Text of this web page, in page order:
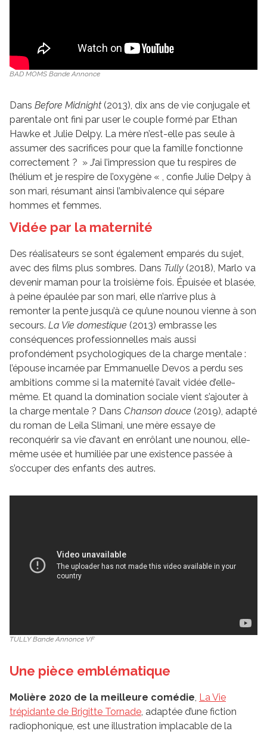
BAD MOMS Bande Annonce
Dans Before Midnight (2013), dix ans de vie conjugale et
parentale ont fini par user le couple formé par Ethan
Hawke et Julie Delpy. La mère n’est-elle pas seule à
assumer des sacrifices pour que la famille fonctionne
correctement ? » J’ai l’impression que tu respires de
l’hélium et je respire de l’oxygène « , confie Julie Delpy à
son mari, résumant ainsi l’ambivalence qui sépare
hommes et femmes.
Vidée par la maternité
Des réalisateurs se sont également emparés du sujet,
avec des films plus sombres. Dans Tully (2018), Marlo va
devenir maman pour la troisième fois. Épuisée et blasée,
à peine épaulée par son mari, elle n’arrive plus à
remonter la pente jusqu’à ce qu’une nounou vienne à son
secours. La Vie domestique (2013) embrasse les
conséquences professionnelles mais aussi
profondément psychologiques de la charge mentale :
l’épouse incarnée par Emmanuelle Devos a perdu ses
ambitions comme si la maternité l’avait vidée d’elle-
même. Et quand la domination sociale vient s’ajouter à
la charge mentale ? Dans Chanson douce (2019), adapté
du roman de Leila Slimani, une mère essaye de
reconquérir sa vie d’avant en enrôlant une nounou, elle-
même usée et humiliée par une existence passée à
s’occuper des enfants des autres.
TULLY Bande Annonce VF
Une pièce emblématique
Molière 2020 de la meilleure comédie, La Vie
trépidante de Brigitte Tornade, adaptée d’une fiction
radiophonique, est une illustration implacable de la